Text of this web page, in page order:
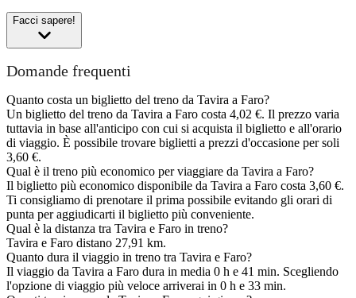
Facci sapere!
Domande frequenti
Quanto costa un biglietto del treno da Tavira a Faro?
Un biglietto del treno da Tavira a Faro costa 4,02 €. Il prezzo varia
tuttavia in base all'anticipo con cui si acquista il biglietto e all'orario
di viaggio. È possibile trovare biglietti a prezzi d'occasione per soli
3,60 €.
Qual è il treno più economico per viaggiare da Tavira a Faro?
Il biglietto più economico disponibile da Tavira a Faro costa 3,60 €.
Ti consigliamo di prenotare il prima possibile evitando gli orari di
punta per aggiudicarti il biglietto più conveniente.
Qual è la distanza tra Tavira e Faro in treno?
Tavira e Faro distano 27,91 km.
Quanto dura il viaggio in treno tra Tavira e Faro?
Il viaggio da Tavira a Faro dura in media 0 h e 41 min. Scegliendo
l'opzione di viaggio più veloce arriverai in 0 h e 33 min.